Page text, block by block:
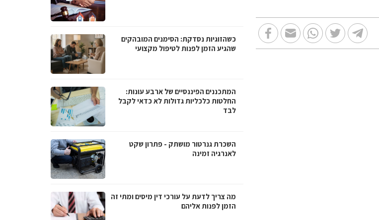
כשהזוגיות נסדקת: הסימנים המובהקים
שהגיע הזמן לפנות לטיפול מקצועי
המתכננים הפיננסיים של ארבע עונות:
החלטות כלכליות גדולות לא כדאי לקבל
לבד
השכרת גנרטור מושתק - פתרון שקט
לאנרגיה זמינה
מה צריך לדעת על עורכי דין מיסים ומתי זה
הזמן לפנות אליהם